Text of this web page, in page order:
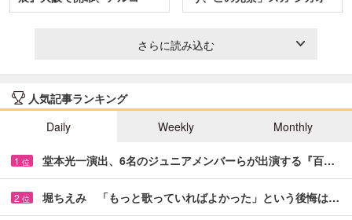
＆…
と…
さらに読み込む
人気記事ランキング
Daily
Weekly Monthly
1 位 堂本光一演出、6名のジュニアメンバーらが出演する『百…
2 位 堀ちえみ 「もっと歌っていればよかった」という後悔は…